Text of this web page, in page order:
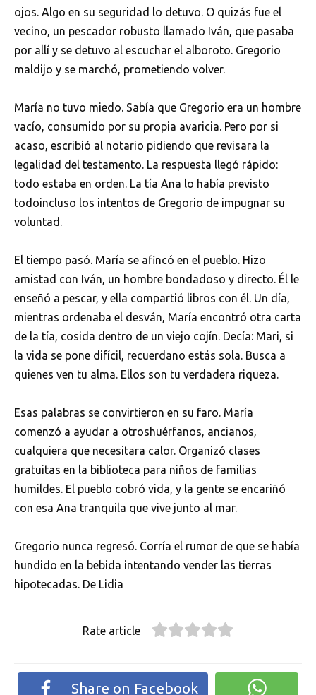
ojos. Algo en su seguridad lo detuvo. O quizás fue el
vecino, un pescador robusto llamado Iván, que pasaba
por allí y se detuvo al escuchar el alboroto. Gregorio
maldijo y se marchó, prometiendo volver.
María no tuvo miedo. Sabía que Gregorio era un hombre
vacío, consumido por su propia avaricia. Pero por si
acaso, escribió al notario pidiendo que revisara la
legalidad del testamento. La respuesta llegó rápido:
todo estaba en orden. La tía Ana lo había previsto
todoincluso los intentos de Gregorio de impugnar su
voluntad.
El tiempo pasó. María se afincó en el pueblo. Hizo
amistad con Iván, un hombre bondadoso y directo. Él le
enseñó a pescar, y ella compartió libros con él. Un día,
mientras ordenaba el desván, María encontró otra carta
de la tía, cosida dentro de un viejo cojín. Decía: Mari, si
la vida se pone difícil, recuerdano estás sola. Busca a
quienes ven tu alma. Ellos son tu verdadera riqueza.
Esas palabras se convirtieron en su faro. María
comenzó a ayudar a otroshuérfanos, ancianos,
cualquiera que necesitara calor. Organizó clases
gratuitas en la biblioteca para niños de familias
humildes. El pueblo cobró vida, y la gente se encariñó
con esa Ana tranquila que vive junto al mar.
Gregorio nunca regresó. Corría el rumor de que se había
hundido en la bebida intentando vender las tierras
hipotecadas. De Lidia
Rate article
Share on Facebook